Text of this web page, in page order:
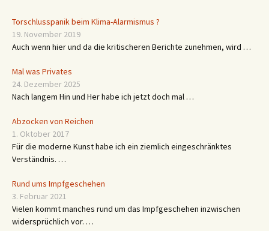
Torschlusspanik beim Klima-Alarmismus ?
19. November 2019
Auch wenn hier und da die kritischeren Berichte zunehmen, wird …
Mal was Privates
24. Dezember 2025
Nach langem Hin und Her habe ich jetzt doch mal …
Abzocken von Reichen
1. Oktober 2017
Für die moderne Kunst habe ich ein ziemlich eingeschränktes
Verständnis. …
Rund ums Impfgeschehen
3. Februar 2021
Vielen kommt manches rund um das Impfgeschehen inzwischen
widersprüchlich vor. …